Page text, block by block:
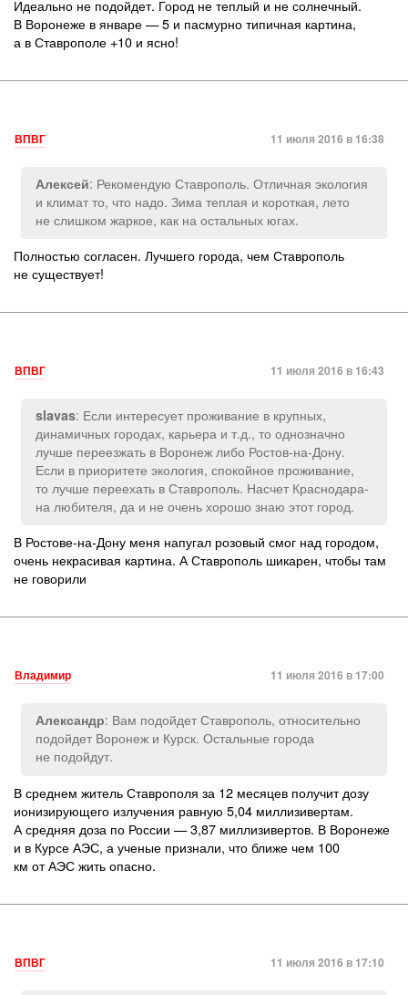
Идеально не подойдет. Город не теплый и не солнечный.
В Воронеже в январе — 5 и пасмурно типичная картина,
а в Ставрополе +10 и ясно!
ВПВГ 11 июля 2016 в 16:38
Алексей: Рекомендую Ставрополь. Отличная экология
и климат то, что надо. Зима теплая и короткая, лето
не слишком жаркое, как на остальных югах.
Полностью согласен. Лучшего города, чем Ставрополь
не существует!
ВПВГ 11 июля 2016 в 16:43
slavas: Если интересует проживание в крупных,
динамичных городах, карьера и т.д., то однозначно
лучше переезжать в Воронеж либо Ростов-на-Дону.
Если в приоритете экология, спокойное проживание,
то лучше переехать в Ставрополь. Насчет Краснодара-
на любителя, да и не очень хорошо знаю этот город.
В Ростове-на-Дону меня напугал розовый смог над городом,
очень некрасивая картина. А Ставрополь шикарен, чтобы там
не говорили
Владимир 11 июля 2016 в 17:00
Александр: Вам подойдет Ставрополь, относительно
подойдет Воронеж и Курск. Остальные города
не подойдут.
В среднем житель Ставрополя за 12 месяцев получит дозу
ионизирующего излучения равную 5,04 миллизивертам.
А средняя доза по России — 3,87 миллизивертов. В Воронеже
и в Курсе АЭС, а ученые признали, что ближе чем 100
км от АЭС жить опасно.
ВПВГ 11 июля 2016 в 17:10